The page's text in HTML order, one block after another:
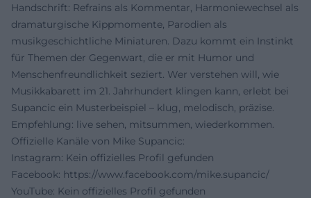
Handschrift: Refrains als Kommentar, Harmoniewechsel als
dramaturgische Kippmomente, Parodien als
musikgeschichtliche Miniaturen. Dazu kommt ein Instinkt
für Themen der Gegenwart, die er mit Humor und
Menschenfreundlichkeit seziert. Wer verstehen will, wie
Musikkabarett im 21. Jahrhundert klingen kann, erlebt bei
Supancic ein Musterbeispiel – klug, melodisch, präzise.
Empfehlung: live sehen, mitsummen, wiederkommen.
Offizielle Kanäle von Mike Supancic:
Instagram: Kein offizielles Profil gefunden
Facebook: https://www.facebook.com/mike.supancic/
YouTube: Kein offizielles Profil gefunden